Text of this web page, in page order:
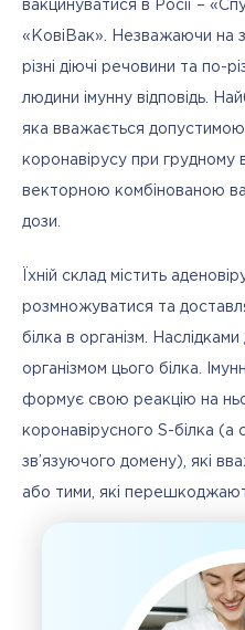
вакцинуватися в Росії –
«КовіВак». Незважаючи на
різні діючі речовини та по-
людини імунну відповідь.
яка вважається
коронавірусу при грудному
векторною комбінованою
дози.
Їхній склад містить
розмножуватися та
білка в організм.
організмом цього білка.
формує свою реакцію на
коронавірусного S-білка
зв’язуючого домену), які
або тими, які